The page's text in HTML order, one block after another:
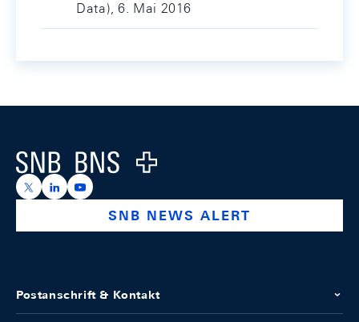
Data), 6. Mai 2016
Logo
https://x.com/snb_bns
https://ch.linkedin.com/company/swiss-national-
https://www.youtube.com/@swissnationalbank
SNB NEWS ALERT
Postanschrift & Kontakt